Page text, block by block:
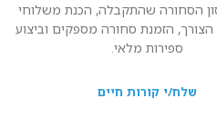
הסחורה שהתקבלה, הכנת משלוחי
הזמנת סחורה מספקים וביצוע
ספירות מלאי.
שלח/י קורות חיים